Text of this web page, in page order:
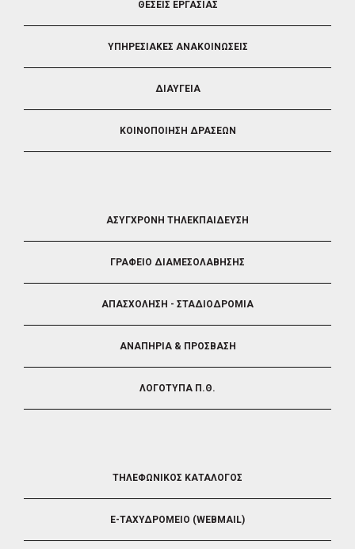
ΘΕΣΕΙΣ ΕΡΓΑΣΙΑΣ
ΥΠΗΡΕΣΙΑΚΕΣ ΑΝΑΚΟΙΝΩΣΕΙΣ
ΔΙΑΥΓΕΙΑ
ΚΟΙΝΟΠΟΙΗΣΗ ΔΡΑΣΕΩΝ
ΑΣΥΓΧΡΟΝΗ ΤΗΛΕΚΠΑΙΔΕΥΣΗ
ΓΡΑΦΕΙΟ ΔΙΑΜΕΣΟΛΑΒΗΣΗΣ
ΑΠΑΣΧΟΛΗΣΗ - ΣΤΑΔΙΟΔΡΟΜΙΑ
ΑΝΑΠΗΡΙΑ & ΠΡΟΣΒΑΣΗ
ΛΟΓΟΤΥΠΑ Π.Θ.
ΤΗΛΕΦΩΝΙΚΟΣ ΚΑΤΑΛΟΓΟΣ
E-ΤΑΧΥΔΡΟΜΕΙΟ (WEBMAIL)